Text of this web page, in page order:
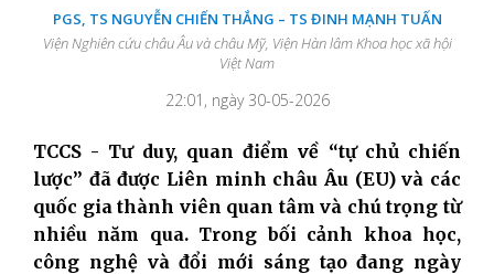
PGS, TS NGUYỄN CHIẾN THẮNG – TS ĐINH MẠNH TUẤN
Viện Nghiên cứu châu Âu và châu Mỹ, Viện Hàn lâm Khoa học xã hội
Việt Nam
22:01, ngày 30-05-2026
TCCS - Tư duy, quan điểm về “tự chủ chiến
lược” đã được Liên minh châu Âu (EU) và các
quốc gia thành viên quan tâm và chú trọng từ
nhiều năm qua. Trong bối cảnh khoa học,
công nghệ và đổi mới sáng tạo đang ngày